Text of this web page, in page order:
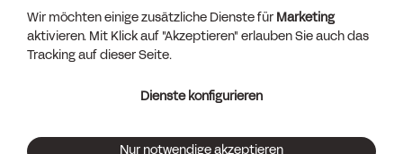
Händler finden
Kontakt + Vertrieb
AGB (PDF)
Dienste anpassen
Wir möchten einige zusätzliche Dienste für Marketing
aktivieren. Mit Klick auf "Akzeptieren" erlauben Sie auch das
Tracking auf dieser Seite.
Dienste konfigurieren
Nur notwendige akzeptieren